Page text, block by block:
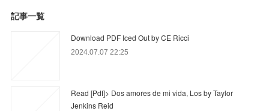
記事一覧
Download PDF Iced Out by CE Ricci
2024.07.07 22:25
Read [Pdf]> Dos amores de mi vida, Los by Taylor
Jenkins Reid